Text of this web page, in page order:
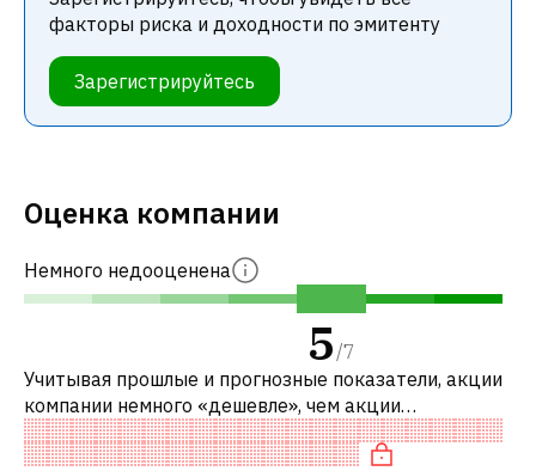
факторы риска и доходности по эмитенту
Зарегистрируйтесь
Оценка компании
Немного недооценена
5 /7
Учитывая прошлые и прогнозные показатели, акции
компании немного «дешевле», чем акции
аналогичных компаний. В частности, акция компании
разумно оценена по P/E, «дешевая»